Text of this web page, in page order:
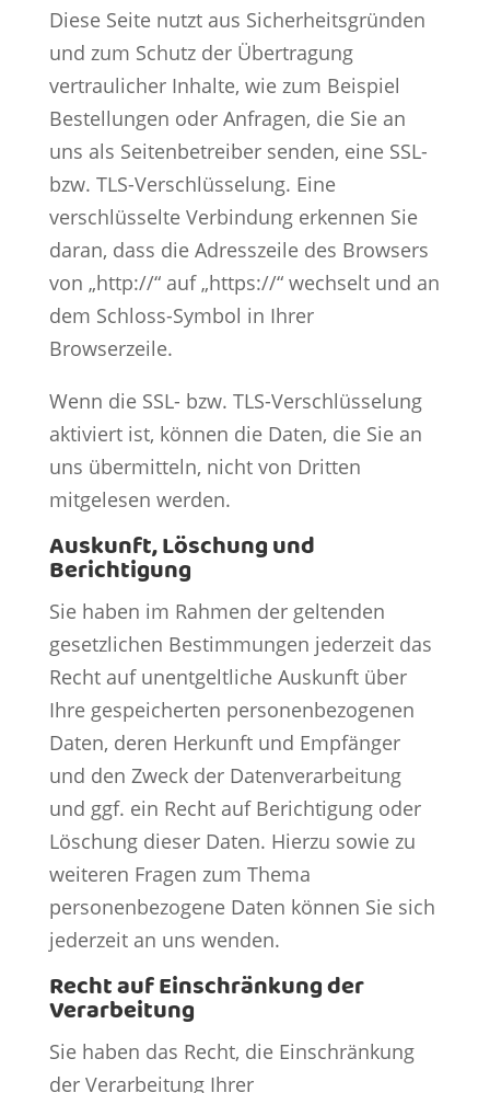
Diese Seite nutzt aus Sicherheitsgründen
und zum Schutz der Übertragung
vertraulicher Inhalte, wie zum Beispiel
Bestellungen oder Anfragen, die Sie an
uns als Seitenbetreiber senden, eine SSL-
bzw. TLS-Verschlüsselung. Eine
verschlüsselte Verbindung erkennen Sie
daran, dass die Adresszeile des Browsers
von „http://“ auf „https://“ wechselt und an
dem Schloss-Symbol in Ihrer
Browserzeile.
Wenn die SSL- bzw. TLS-Verschlüsselung
aktiviert ist, können die Daten, die Sie an
uns übermitteln, nicht von Dritten
mitgelesen werden.
Auskunft, Löschung und
Berichtigung
Sie haben im Rahmen der geltenden
gesetzlichen Bestimmungen jederzeit das
Recht auf unentgeltliche Auskunft über
Ihre gespeicherten personenbezogenen
Daten, deren Herkunft und Empfänger
und den Zweck der Datenverarbeitung
und ggf. ein Recht auf Berichtigung oder
Löschung dieser Daten. Hierzu sowie zu
weiteren Fragen zum Thema
personenbezogene Daten können Sie sich
jederzeit an uns wenden.
Recht auf Einschränkung der
Verarbeitung
Sie haben das Recht, die Einschränkung
der Verarbeitung Ihrer